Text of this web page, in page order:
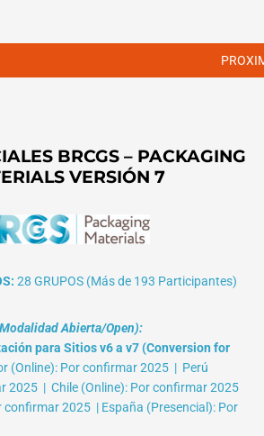
BRCGS – PACKAGING
VERSIÓN 7
28 GRUPOS (Más de 193 Participantes)
Abierta/Open):
para Sitios v6 a v7 (Conversion for
(Online): Por confirmar 2025 | Perú
2025 | Chile (Online): Por confirmar 2025
confirmar 2025 | España (Presencial): Por